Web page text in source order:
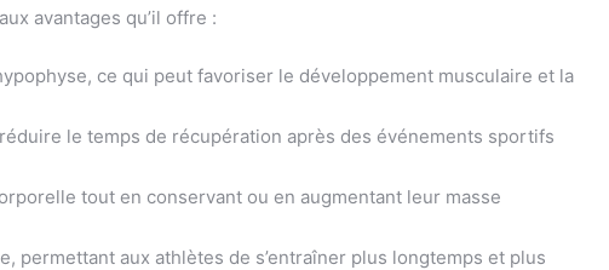
avantages qu’il offre :
ce qui peut favoriser le développement musculaire et la
le temps de récupération après des événements sportifs
tout en conservant ou en augmentant leur masse
permettant aux athlètes de s’entraîner plus longtemps et plus